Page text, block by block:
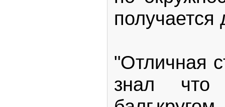
получается
"Отличная
знал что